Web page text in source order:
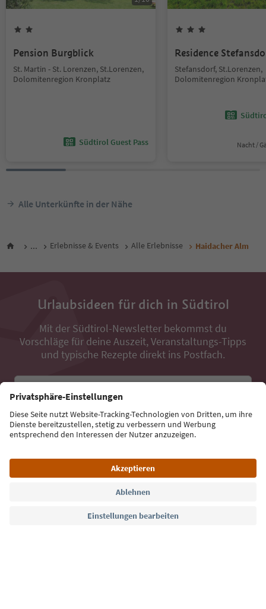
Pension Burgblick
St. Martin - St. Lorenzen, St.Lorenzen,
Dolomitenregion Kronplatz
Südtirol Guest Pass
Residence
Stefansdorf, St.Lorenzen,
Dolomitenregion
Nacht /
Alle Unterkünfte in der Nähe
... Erlebnisse & Events Alle Erlebnisse Haidacher Alm
Urlaubsideen für dich in Südtirol
Mit der Südtirol-Newsletter bekommst du
Vorschläge für deine Auszeit, Veranstaltungs-Tipps
und typische Rezepte direkt ins Postfach.
Jetzt anmelden